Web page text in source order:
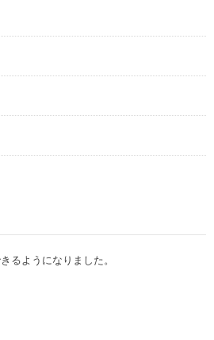
るようになりました。